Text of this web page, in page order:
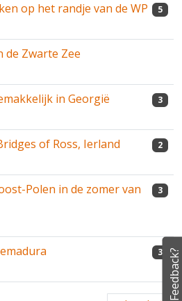
op het randje van de WP 5
de Zwarte Zee
in Georgië 3
of Ross, Ierland 2
Polen in de zomer van
3
3 Feedback?